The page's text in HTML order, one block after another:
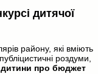
дитячої
району, які вміють
роздуми,
про бюджет